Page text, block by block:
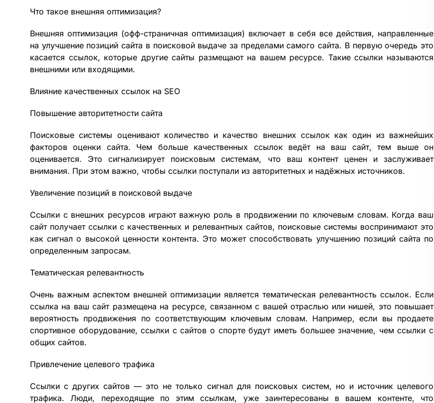
Что такое внешняя оптимизация?
Внешняя оптимизация (офф-страничная оптимизация) включает в себя все действия, направленные
на улучшение позиций сайта в поисковой выдаче за пределами самого сайта. В первую очередь это
касается ссылок, которые другие сайты размещают на вашем ресурсе. Такие ссылки называются
внешними или входящими.
Влияние качественных ссылок на SEO
Повышение авторитетности сайта
Поисковые системы оценивают количество и качество внешних ссылок как один из важнейших
факторов оценки сайта. Чем больше качественных ссылок ведёт на ваш сайт, тем выше он
оценивается. Это сигнализирует поисковым системам, что ваш контент ценен и заслуживает
внимания. При этом важно, чтобы ссылки поступали из авторитетных и надёжных источников.
Увеличение позиций в поисковой выдаче
Ссылки с внешних ресурсов играют важную роль в продвижении по ключевым словам. Когда ваш
сайт получает ссылки с качественных и релевантных сайтов, поисковые системы воспринимают это
как сигнал о высокой ценности контента. Это может способствовать улучшению позиций сайта по
определенным запросам.
Тематическая релевантность
Очень важным аспектом внешней оптимизации является тематическая релевантность ссылок. Если
ссылка на ваш сайт размещена на ресурсе, связанном с вашей отраслью или нишей, это повышает
вероятность продвижения по соответствующим ключевым словам. Например, если вы продаете
спортивное оборудование, ссылки с сайтов о спорте будут иметь большее значение, чем ссылки с
общих сайтов.
Привлечение целевого трафика
Ссылки с других сайтов — это не только сигнал для поисковых систем, но и источник целевого
трафика. Люди, переходящие по этим ссылкам, уже заинтересованы в вашем контенте, что